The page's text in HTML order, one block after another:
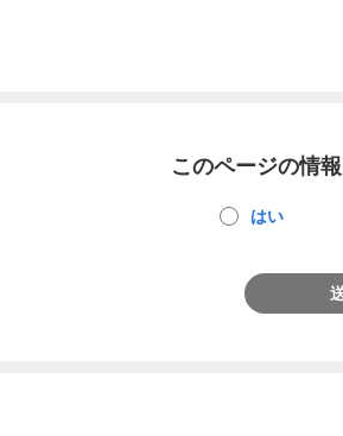
このページの情
はい